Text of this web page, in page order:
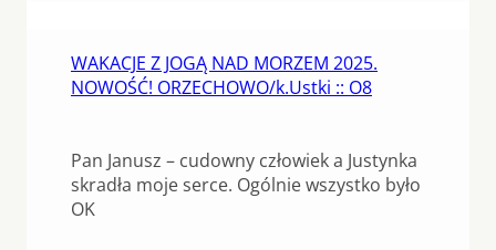
WAKACJE Z JOGĄ NAD MORZEM 2025.
NOWOŚĆ! ORZECHOWO/k.Ustki :: O8
Pan Janusz – cudowny człowiek a Justynka
skradła moje serce. Ogólnie wszystko było
OK